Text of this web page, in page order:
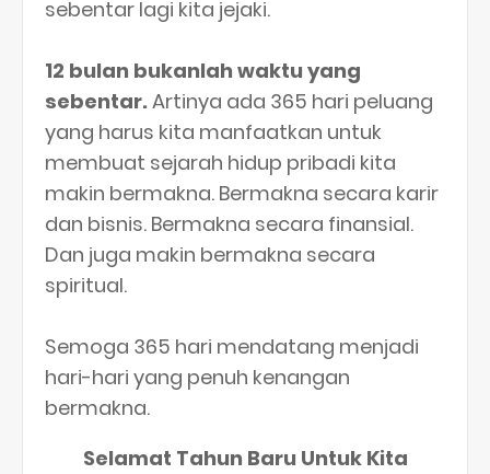
sebentar lagi kita jejaki.
12 bulan bukanlah waktu yang
sebentar. Artinya ada 365 hari peluang
yang harus kita manfaatkan untuk
membuat sejarah hidup pribadi kita
makin bermakna. Bermakna secara karir
dan bisnis. Bermakna secara finansial.
Dan juga makin bermakna secara
spiritual.
Semoga 365 hari mendatang menjadi
hari-hari yang penuh kenangan
bermakna.
Selamat Tahun Baru Untuk Kita